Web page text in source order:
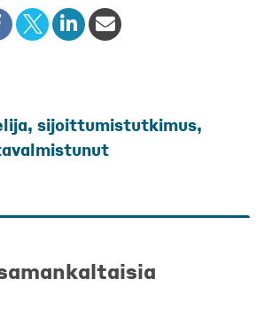
, sijoittumistutkimus,